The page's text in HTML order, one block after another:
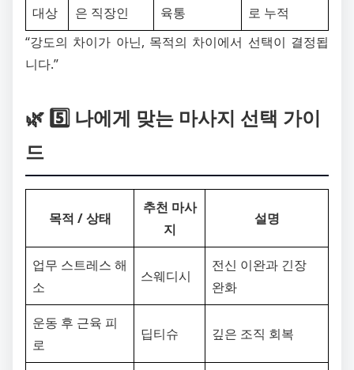
대상
은 직장인
육통
로 누적
“강도의 차이가 아닌, 목적의 차이에서 선택이 결정됩
니다.”
🌿 5️⃣ 나에게 맞는 마사지 선택 가이
드
목적 / 상태
추천 마사
지
설명
업무 스트레스 해
소
스웨디시
전신 이완과 긴장
완화
운동 후 근육 피
로
딥티슈 깊은 조직 회복